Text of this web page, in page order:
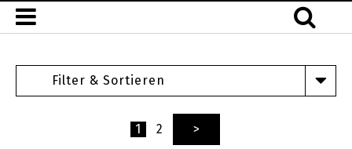
Filter & Sortieren
1 2 >